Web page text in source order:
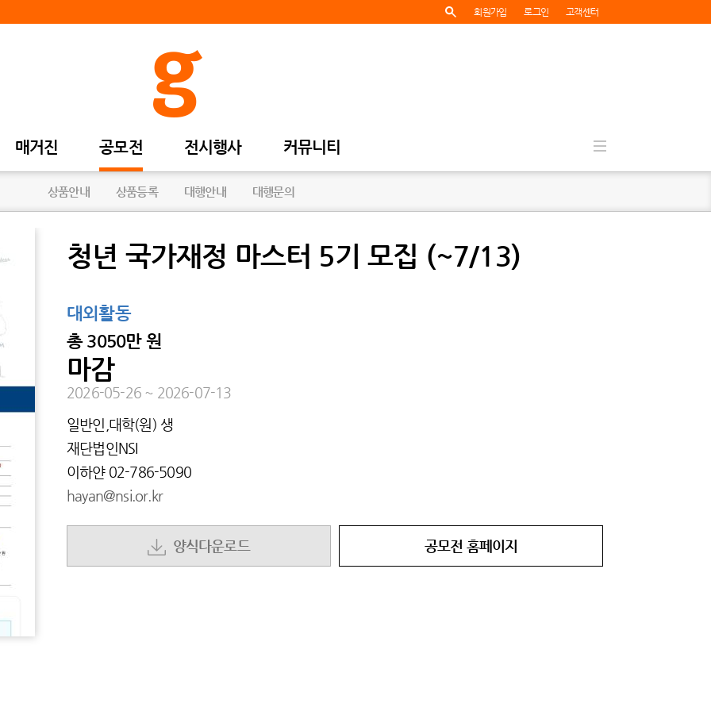
회원가입 로그인 고객센터
매거진 공모전 전시행사 커뮤니티
상품안내 상품등록 대행안내 대행문의
청년 국가재정 마스터 5기 모집 (~7/13)
대외활동
총 3050만 원
마감
2026-05-26 ~ 2026-07-13
일반인,대학(원) 생
재단법인NSI
이하얀 02-786-5090
hayan@nsi.or.kr
양식다운로드 공모전 홈페이지